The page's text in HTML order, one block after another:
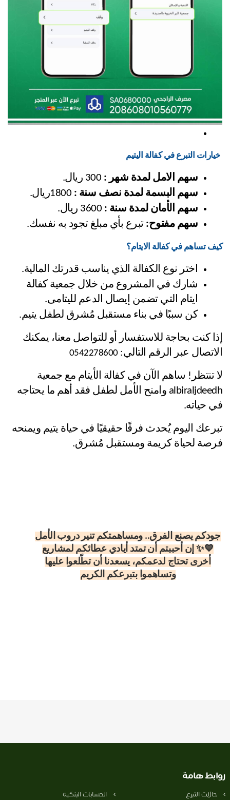
خيارات التبرع في كفالة اليتيم
سهم الامل لمدة شهر :
سهم البسمة لمدة نصف سنة :
سهم الأمان لمدة سنة :
سهم مفتوح: تبرع بأي مبلغ تجود به نفسك.
كيف تساهم في كفالة الايتام؟
اختر نوع الكفالة الذي يناسب قدرتك المالية.
ايتام التي تضمن إيصال الدعم لليتامى.
كن سببًا في بناء مستقبل مُشرق لطفل يتيم.
الاتصال عبر الرقم التالي: 0542278600
في حياته.
فرصة لحياة كريمة ومستقبل مُشرق.
جودكم يصنع الفرق.. ومساهمتكم تنير دروب الأمل
💙✨ إن أحببتم أن تمتد أيادي عطائكم لمشاريع
أخرى تحتاج لدعمكم، يسعدنا أن تطّلعوا عليها
وتساهموا بتبرعكم الكريم
روابط هامة
حالات التبرع
الحسابات البنكية